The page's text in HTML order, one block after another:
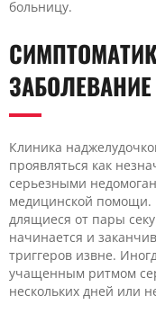
больницу.
ЗАБОЛЕВАНИЕ
Клиника
проявляться как
серьезными
медицинской помощи.
длящиеся от пары
начинается и
триггеров извне.
учащенным ритмом
нескольких дней или